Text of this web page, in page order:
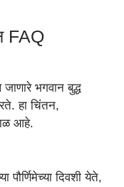
FAQ
जाणारे भगवान बुद्ध
हा चिंतन,
आहे.
पौर्णिमेच्या दिवशी येते,